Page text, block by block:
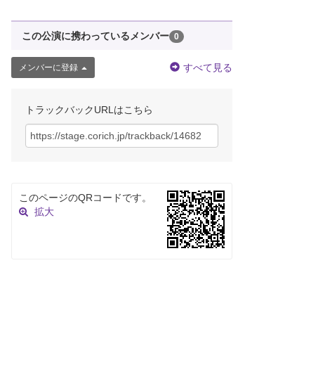
この公演に携わっているメンバー 0
メンバーに登録 すべて見る
トラックバックURLはこちら
このページのQRコードです。
拡大